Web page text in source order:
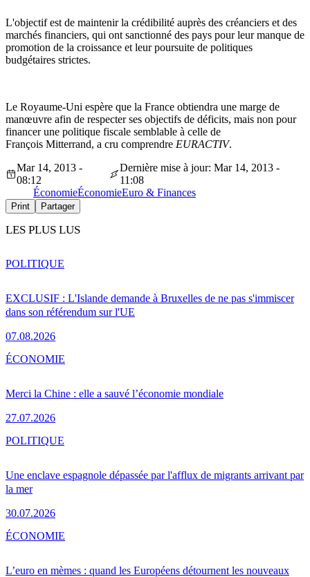
L'objectif est de maintenir la crédibilité auprès des créanciers et des
marchés financiers, qui ont sanctionné des pays pour leur manque de
promotion de la croissance et leur poursuite de politiques
budgétaires strictes.
Le Royaume-Uni espère que la France obtiendra une marge de
manœuvre afin de respecter ses objectifs de déficits, mais non pour
financer une politique fiscale semblable à celle de
François Mitterrand, a cru comprendre EURACTIV.
Mar 14, 2013 -
08:12
Dernière mise à jour: Mar 14, 2013 -
11:08
ÉconomieÉconomieEuro & Finances
Print Partager
LES PLUS LUS
EXCLUSIF : L'Islande demande à Bruxelles de ne pas s'immiscer
dans son référendum sur l'UE
07.08.2026
POLITIQUE
Merci la Chine : elle a sauvé l’économie mondiale
27.07.2026
ÉCONOMIE
Une enclave espagnole dépassée par l'afflux de migrants arrivant par
la mer
30.07.2026
POLITIQUE
L’euro en mèmes : quand les Européens détournent les nouveaux
ÉCONOMIE